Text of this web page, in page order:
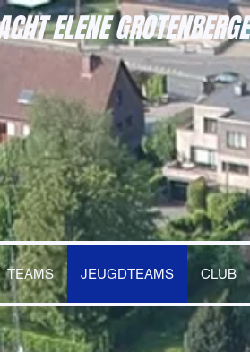
ELENE GROTENBERGE
TEAMS JEUGDTEAMS CLUB